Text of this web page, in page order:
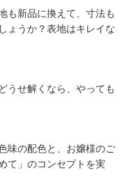
も新品に換えて、寸法も
ょうか？表地はキレイな
うせ解くなら、やっても
味の配色と、お嬢様のご
て」のコンセプトを実